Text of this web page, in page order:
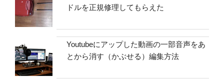
ドルを正規修理してもらえた
Youtubeにアップした動画の一部音声をあ
とから消す（かぶせる）編集方法